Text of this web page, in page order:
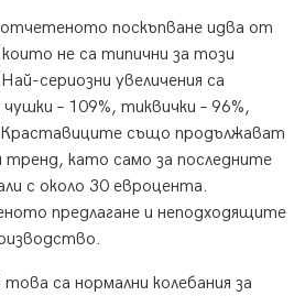
поскъпване идва от
не са типични за този
сериозни увеличения са
– 109%, тиквички – 96%,
Краставиците също продължават
тренд, като само за последните
с около 30 евроцента.
предлагане и неподходящите
са нормални колебания за